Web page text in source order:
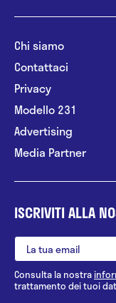
Chi siamo
Contattaci
Privacy
Modello 231
Advertising
Media Partner
ISCRIVITI ALLA
Consulta la nostra
trattamento dei tuoi